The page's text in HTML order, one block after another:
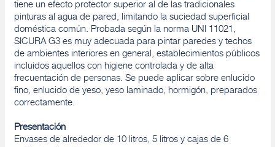
tiene un efecto protector superior al de las tradicionales
pinturas al agua de pared, limitando la suciedad superficial
doméstica común. Probada según la norma UNI 11021,
SICURA G3 es muy adecuada para pintar paredes y techos
de ambientes interiores en general, establecimientos públicos
incluidos aquellos con higiene controlada y de alta
frecuentación de personas. Se puede aplicar sobre enlucido
fino, enlucido de yeso, yeso laminado, hormigón, preparados
correctamente.
Presentación
Envases de alrededor de 10 litros, 5 litros y cajas de 6